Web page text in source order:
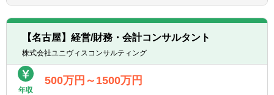
■会計や財務に関するコンサルティング業務
の経験をお持ちの方
■監査法人や会計事務所出身の方
■公認会計士資格保有者（試験合格者含む）
■Excel、PPT、Wordの実務における使用経験
■バリュエーション・債権評価・財産評定
■IPO支援、事業計画策定・予実分析
■M&A関連（DD、ストラクチャー立案、実行
支援）
■マーケティング・業務効率化施策の企画・
■株主/ファンド向け経営会議のレポーティン
【名古屋】経営/財務・会計コンサルタント
株式会社ユニヴィスコンサルティング
年収
500万円～1500万円